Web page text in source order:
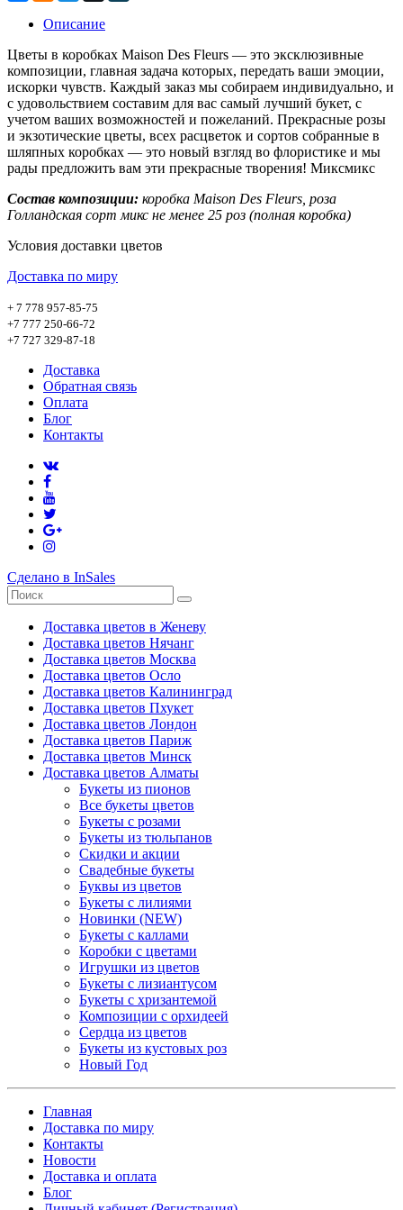
Описание
Цветы в коробках Maison Des Fleurs ― это эксклюзивные
композиции, главная задача которых, передать ваши эмоции,
искорки чувств. Каждый заказ мы собираем индивидуально, и
с удовольствием составим для вас самый лучший букет, с
учетом ваших возможностей и пожеланий. Прекрасные розы
и экзотические цветы, всех расцветок и сортов собранные в
шляпных коробках ― это новый взгляд во флористике и мы
рады предложить вам эти прекрасные творения! Миксмикс
Состав композиции: коробка Maison Des Fleurs, роза
Голландская сорт микс не менее 25 роз (полная коробка)
Условия доставки цветов
Доставка по миру
+ 7 778 957-85-75
+7 777 250-66-72
+7 727 329-87-18
Доставка
Обратная связь
Оплата
Блог
Контакты
Сделано в InSales
Доставка цветов в Женеву
Доставка цветов Нячанг
Доставка цветов Москва
Доставка цветов Осло
Доставка цветов Калининград
Доставка цветов Пхукет
Доставка цветов Лондон
Доставка цветов Париж
Доставка цветов Минск
Доставка цветов Алматы
Букеты из пионов
Все букеты цветов
Букеты с розами
Букеты из тюльпанов
Скидки и акции
Свадебные букеты
Буквы из цветов
Букеты с лилиями
Новинки (NEW)
Букеты с каллами
Коробки с цветами
Игрушки из цветов
Букеты с лизиантусом
Букеты с хризантемой
Композиции с орхидеей
Сердца из цветов
Букеты из кустовых роз
Новый Год
Главная
Доставка по миру
Контакты
Новости
Доставка и оплата
Блог